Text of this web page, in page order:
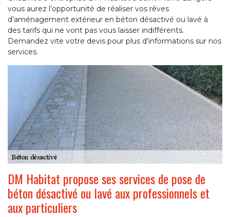
vous aurez l’opportunité de réaliser vos rêves
d’aménagement extérieur en béton désactivé ou lavé à
des tarifs qui ne vont pas vous laisser indifférents.
Demandez vite votre devis pour plus d’informations sur nos
services.
DM Habitat propose ses services de pose de
béton désactivé ou lavé aux professionnels et
aux particuliers